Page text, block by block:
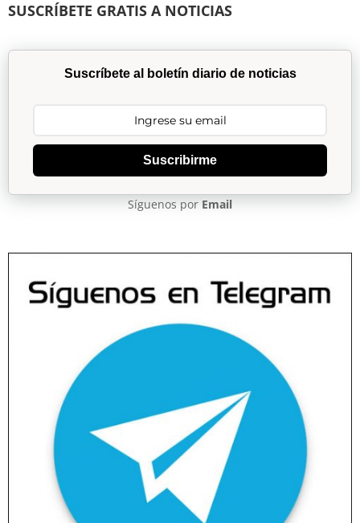
SUSCRÍBETE GRATIS A NOTICIAS
Suscríbete al boletín diario de noticias
Suscribirme
Síguenos por Email